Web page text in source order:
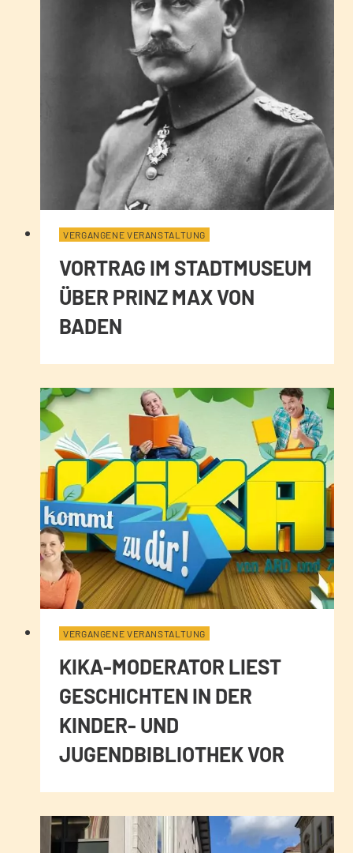
VERGANGENE VERANSTALTUNG
VORTRAG IM STADTMUSEUM
ÜBER PRINZ MAX VON
BADEN
VERGANGENE VERANSTALTUNG
KIKA-MODERATOR LIEST
GESCHICHTEN IN DER
KINDER- UND
JUGENDBIBLIOTHEK VOR